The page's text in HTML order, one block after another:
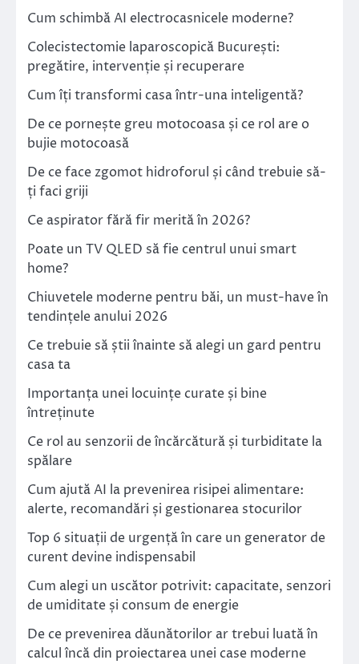
Cum schimbă AI electrocasnicele moderne?
Colecistectomie laparoscopică București:
pregătire, intervenție și recuperare
Cum îți transformi casa într-una inteligentă?
De ce pornește greu motocoasa și ce rol are o
bujie motocoasă
De ce face zgomot hidroforul și când trebuie să-
ți faci griji
Ce aspirator fără fir merită în 2026?
Poate un TV QLED să fie centrul unui smart
home?
Chiuvetele moderne pentru băi, un must-have în
tendințele anului 2026
Ce trebuie să știi înainte să alegi un gard pentru
casa ta
Importanța unei locuințe curate și bine
întreținute
Ce rol au senzorii de încărcătură și turbiditate la
spălare
Cum ajută AI la prevenirea risipei alimentare:
alerte, recomandări și gestionarea stocurilor
Top 6 situații de urgență în care un generator de
curent devine indispensabil
Cum alegi un uscător potrivit: capacitate, senzori
de umiditate și consum de energie
De ce prevenirea dăunătorilor ar trebui luată în
calcul încă din proiectarea unei case moderne